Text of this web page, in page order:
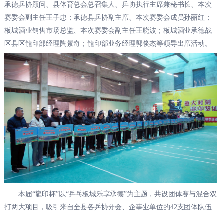
承德乒协顾问、县体育总会总召集人、乒协执行主席兼秘书长、本次
赛委会副主任王子忠；承德县乒协副主席、本次赛委会成员孙丽红；
板城酒业销售市场总监、本次赛委会副主任王晓波；板城酒业承德战
区县区龍印部经理陶景奇；龍印部业务经理郭俊杰等领导出席活动。
本届“龍印杯”以“乒乓板城乐享承德”为主题，共设团体赛与混合双
打两大项目，吸引来自全县各乒协分会、企事业单位的42支团体队伍